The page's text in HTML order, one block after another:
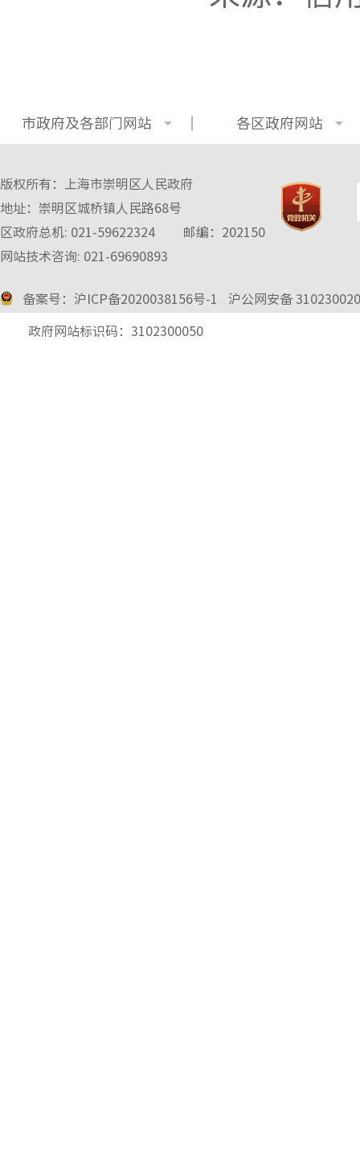
市政府及各部门网站 各区政府网站
版权所有：上海市崇明区人民政府
地址：崇明区城桥镇人民路68号
区政府总机: 021-59622324
邮编：202150
网站技术咨询: 021-69690893
备案号：沪ICP备2020038156号-1 沪公网安备 3102300
政府网站标识码：3102300050